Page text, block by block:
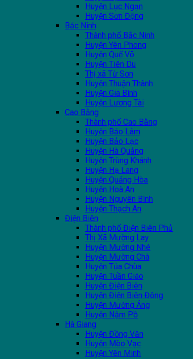
Huyện Lục Ngạn
Huyện Sơn Động
Bắc Ninh
Thành phố Bắc Ninh
Huyện Yên Phong
Huyện Quế Võ
Huyện Tiên Du
Thị xã Từ Sơn
Huyện Thuận Thành
Huyện Gia Bình
Huyện Lương Tài
Cao Bằng
Thành phố Cao Bằng
Huyện Bảo Lâm
Huyện Bảo Lạc
Huyện Hà Quảng
Huyện Trùng Khánh
Huyện Hạ Lang
Huyện Quảng Hòa
Huyện Hoà An
Huyện Nguyên Bình
Huyện Thạch An
Điện Biên
Thành phố Điện Biên Phủ
Thị Xã Mường Lay
Huyện Mường Nhé
Huyện Mường Chà
Huyện Tủa Chùa
Huyện Tuần Giáo
Huyện Điện Biên
Huyện Điện Biên Đông
Huyện Mường Ảng
Huyện Nậm Pồ
Hà Giang
Huyện Đồng Văn
Huyện Mèo Vạc
Huyện Yên Minh